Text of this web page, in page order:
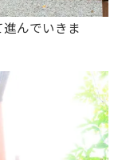
んでいきま